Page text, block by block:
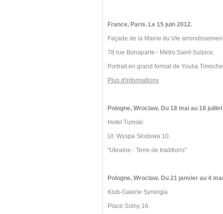
France, Paris. Le 15 juin 2012.
Façade de la Mairie du VIe
78 rue Bonaparte - Métro Saint-Sulpice.
Portrait en grand format de Youlia
Plus d'informations
Pologne, Wroclaw. Du 18 mai au 18
Hotel Tumski
Ul. Wyspa Słodowa 10.
"Ukraine - Terre de traditions"
Pologne, Wroclaw. Du 21 janvier au 4
Klub-Galerie Synergia
Place Solny 16.